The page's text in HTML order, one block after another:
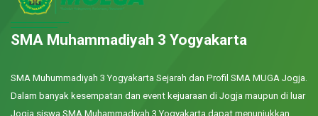
SMA Muhammadiyah 3 Yogyakarta
SMA Muhummadiyah 3 Yogyakarta Sejarah dan Profil SMA MUGA Jogja.
Dalam banyak kesempatan dan event kejuaraan di Jogja maupun di luar
Jogja siswa SMA Muhammadiyah 3 Yogyakarta dapat menunjukkan